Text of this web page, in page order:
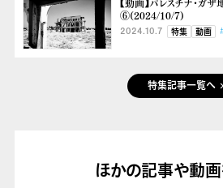
⑥(2024/10/7)
2024.10.7 特集 動画
特集記事一覧へ
ほかの記事や動